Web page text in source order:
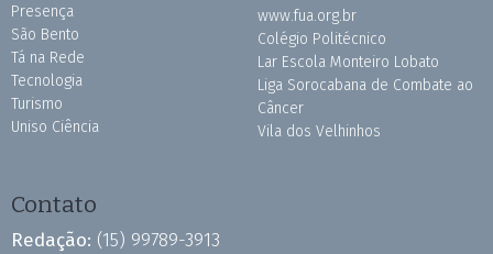
Presença
São Bento
Tá na Rede
Tecnologia
Turismo
Uniso Ciência
www.fua.org.br
Colégio Politécnico
Lar Escola Monteiro Lobato
Liga Sorocabana de Combate ao
Câncer
Vila dos Velhinhos
Contato
Redação: (15) 99789-3913